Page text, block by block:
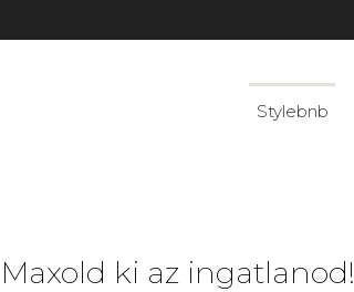
Stylebnb
Maxold ki az ingatlanod!